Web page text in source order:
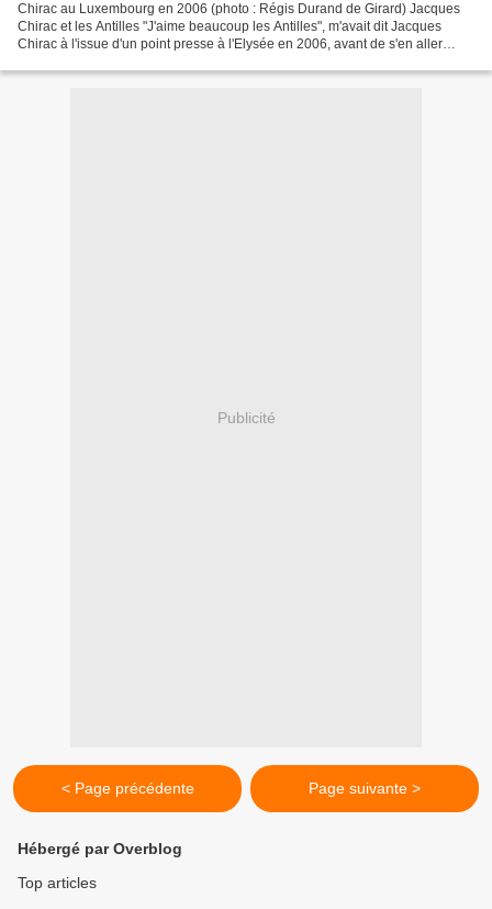
Chirac au Luxembourg en 2006 (photo : Régis Durand de Girard) Jacques
Chirac et les Antilles "J'aime beaucoup les Antilles", m'avait dit Jacques
Chirac à l'issue d'un point presse à l'Elysée en 2006, avant de s'en aller
Publicité
< Page précédente Page suivante >
Hébergé par Overblog
Top articles